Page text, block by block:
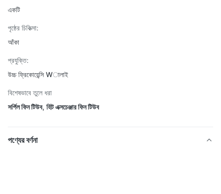
একটি
পৃষ্ঠের চিকিত্সা:
আঁকা
প্রযুক্তি:
উচ্চ ফ্রিকোয়েন্সি Wালাই
বিশেষভাবে তুলে ধরা
সর্পিল ফিন টিউব, হিট এক্সচেঞ্জার ফিন টিউব
পণ্যের বর্ণনা